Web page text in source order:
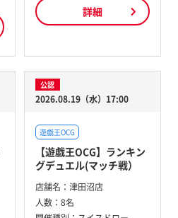
詳細
公認
2026.08.19（水）17:00
遊戯王OCG
【遊戯王OCG】ランキン
グデュエル(マッチ戦）
店舗名： 津田沼店
人数： 8名